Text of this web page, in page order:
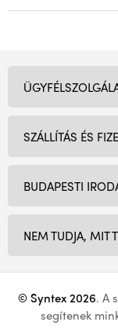
BUDAPESTI
NEM TUDJA, MIT
SZÁLLÍTÁS ÉS
© Syntex 2026. A
segítenek